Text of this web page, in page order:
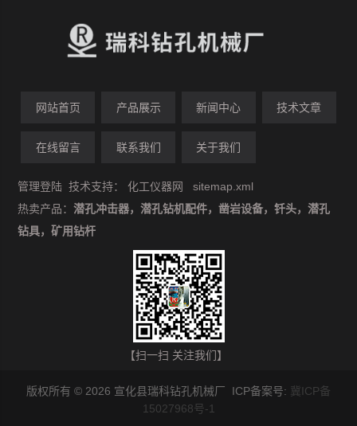
网站首页 产品展示 新闻中心 技术文章
在线留言 联系我们 关于我们
管理登陆 技术支持：化工仪器网
sitemap.xml
热卖产品：潜孔冲击器，潜孔钻机配件，凿岩设备，钎头，潜孔
钻具，矿用钻杆
【扫一扫 关注我们】
版权所有 © 2026 宣化县瑞科钻孔机械厂 ICP备案号: 冀ICP备
15027968号-1